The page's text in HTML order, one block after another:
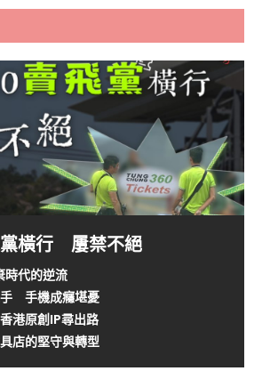
橫行 屢禁不絕
代的逆流
手機成癮堪憂
港原創IP尋出路
店的堅守與轉型